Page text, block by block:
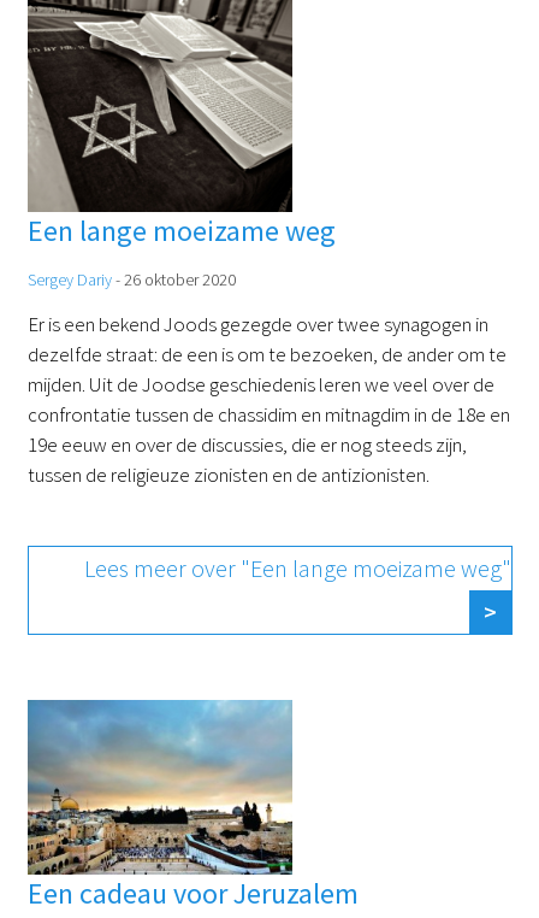
Een lange moeizame weg
Sergey Dariy-26 oktober 2020
Er is een bekend Joods gezegde over twee synagogen in
dezelfde straat: de een is om te bezoeken, de ander om te
mijden. Uit de Joodse geschiedenis leren we veel over de
confrontatie tussen de chassidim en mitnagdim in de 18e en
19e eeuw en over de discussies, die er nog steeds zijn,
tussen de religieuze zionisten en de antizionisten.
Lees meer over "Een lange moeizame weg"
Een cadeau voor Jeruzalem